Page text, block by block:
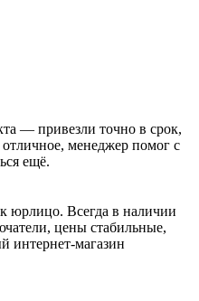
— привезли точно в срок,
отличное, менеджер помог с
ещё.
юрлицо. Всегда в наличии
цены стабильные,
интернет-магазин